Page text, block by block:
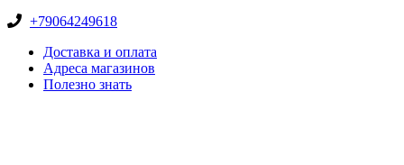
+79064249618
Доставка и оплата
Адреса магазинов
Полезно знать